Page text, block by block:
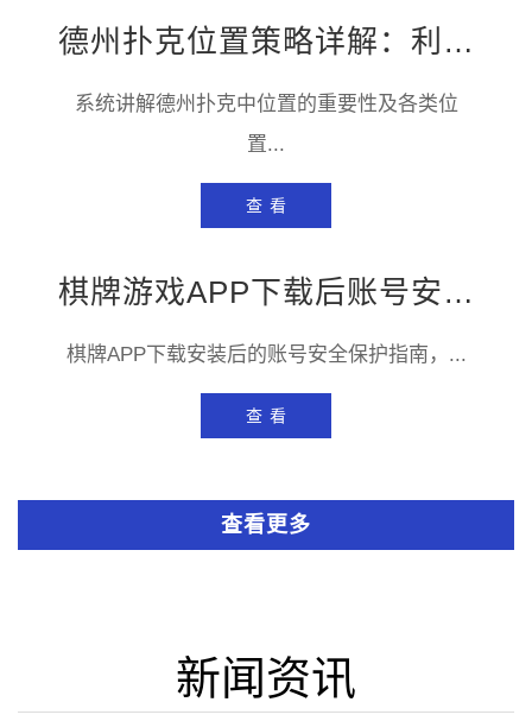
德州扑克位置策略详解：利用位置优势赢取更多底池
系统讲解德州扑克中位置的重要性及各类位
置...
查 看
棋牌游戏APP下载后账号安全保护指南
棋牌APP下载安装后的账号安全保护指南，...
查 看
查看更多
新闻资讯